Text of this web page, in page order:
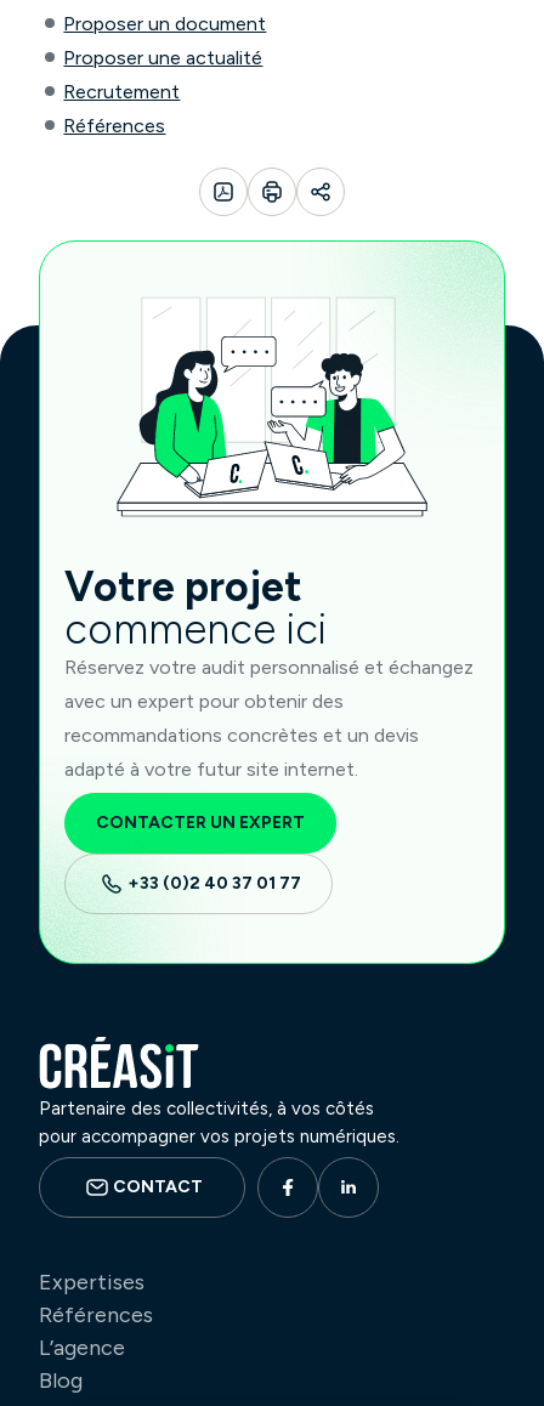
Proposer un document
Proposer une actualité
Recrutement
Références
Votre projet
commence ici
Réservez votre audit personnalisé et échangez
avec un expert pour obtenir des
recommandations concrètes et un devis
adapté à votre futur site internet.
CONTACTER UN EXPERT
+33 (0)2 40 37 01 77
Partenaire des collectivités, à vos côtés
pour accompagner vos projets numériques.
CONTACT
Expertises
Références
L’agence
Blog